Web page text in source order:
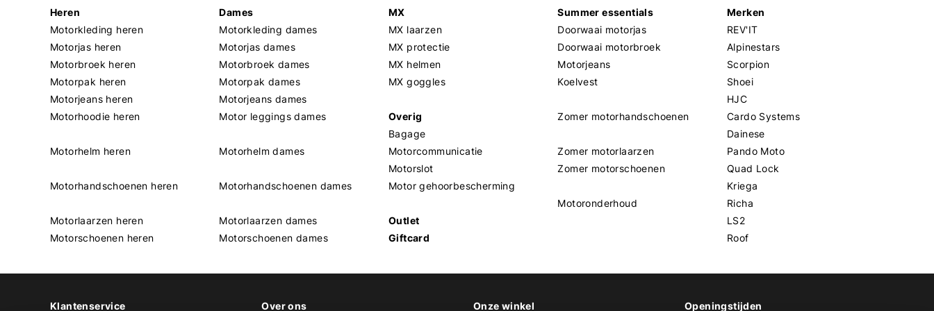
Heren
Motorkleding heren
Motorjas heren
Motorbroek heren
Motorpak heren
Motorjeans heren
Motorhoodie heren
Motorhelm heren
Motorhandschoenen heren
Motorlaarzen heren
Motorschoenen heren
Dames
Motorkleding dames
Motorjas dames
Motorbroek dames
Motorpak dames
Motorjeans dames
Motor leggings dames
Motorhelm dames
Motorhandschoenen dames
Motorlaarzen dames
Motorschoenen dames
MX
MX laarzen
MX protectie
MX helmen
MX goggles
Overig
Bagage
Motorcommunicatie
Motorslot
Motor gehoorbescherming
Outlet
Giftcard
Summer essentials
Doorwaai motorjas
Doorwaai motorbroek
Motorjeans
Koelvest
Zomer motorhandschoenen
Zomer motorlaarzen
Zomer motorschoenen
Motoronderhoud
Merken
REV'IT
Alpinestars
Scorpion
Shoei
HJC
Cardo Systems
Dainese
Pando Moto
Quad Lock
Kriega
Richa
LS2
Roof
Klantenservice Over ons Onze winkel Openingstijden